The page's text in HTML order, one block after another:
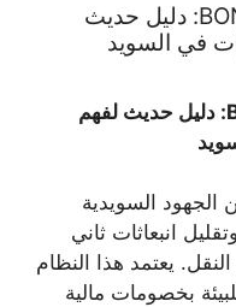
نظام الضرائب BONUS MALUS: دليل حديث
في السويد
نظام الضرائب BONUS MALUS: دليل حديث لفهم
السويدية
انبعاثات ثاني
يعتمد هذا النظام
بخصومات مالية